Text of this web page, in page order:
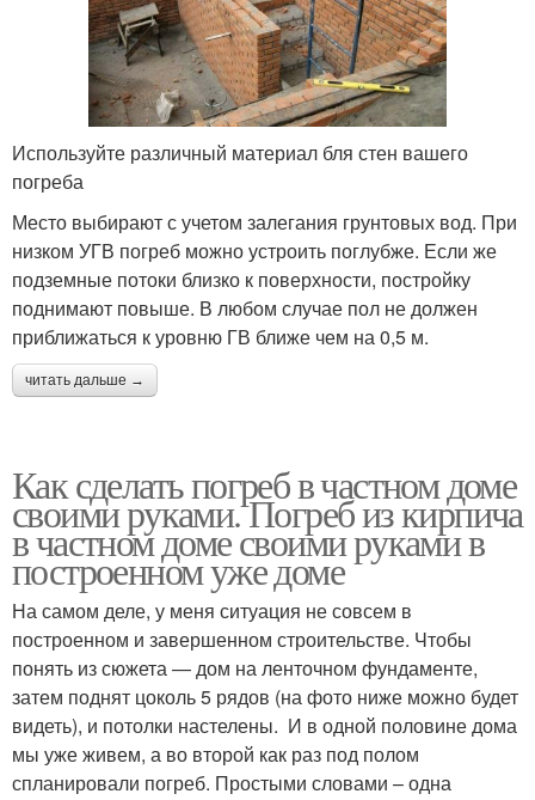
Используйте различный материал бля стен вашего
погреба
Место выбирают с учетом залегания грунтовых вод. При
низком УГВ погреб можно устроить поглубже. Если же
подземные потоки близко к поверхности, постройку
поднимают повыше. В любом случае пол не должен
приближаться к уровню ГВ ближе чем на 0,5 м.
читать дальше →
Как сделать погреб в частном доме
своими руками. Погреб из кирпича
в частном доме своими руками в
построенном уже доме
На самом деле, у меня ситуация не совсем в
построенном и завершенном строительстве. Чтобы
понять из сюжета — дом на ленточном фундаменте,
затем поднят цоколь 5 рядов (на фото ниже можно будет
видеть), и потолки настелены. И в одной половине дома
мы уже живем, а во второй как раз под полом
спланировали погреб. Простыми словами – одна